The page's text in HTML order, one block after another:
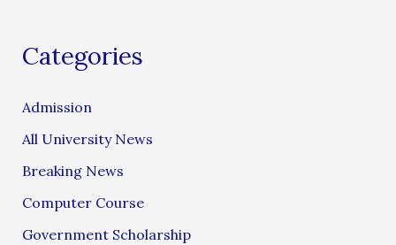
Categories
Admission
All University News
Breaking News
Computer Course
Government Scholarship